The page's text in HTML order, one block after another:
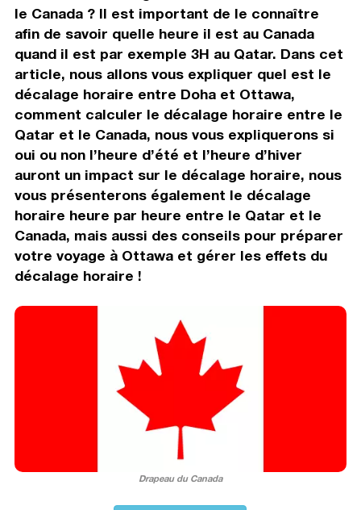
le Canada ? Il est important de le connaître
afin de savoir quelle heure il est au Canada
quand il est par exemple 3H au Qatar. Dans cet
article, nous allons vous expliquer quel est le
décalage horaire entre Doha et Ottawa,
comment calculer le décalage horaire entre le
Qatar et le Canada, nous vous expliquerons si
oui ou non l’heure d’été et l’heure d’hiver
auront un impact sur le décalage horaire, nous
vous présenterons également le décalage
horaire heure par heure entre le Qatar et le
Canada, mais aussi des conseils pour préparer
votre voyage à Ottawa et gérer les effets du
décalage horaire !
Drapeau du Canada